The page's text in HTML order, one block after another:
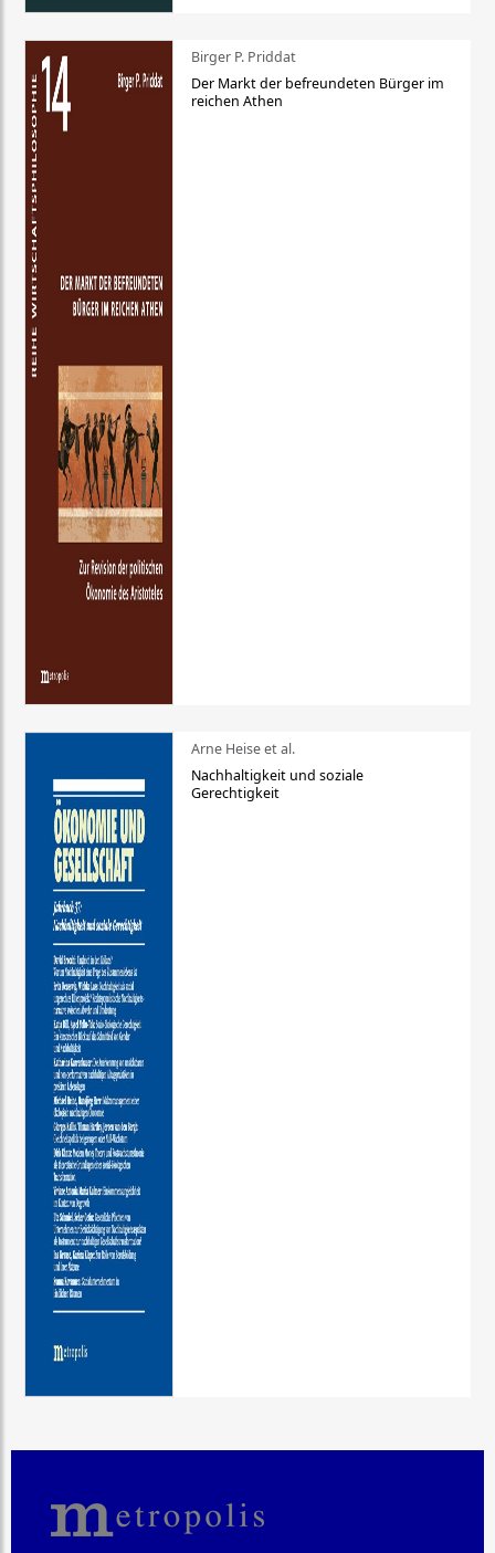
Birger P. Priddat
Der Markt der befreundeten Bürger im
reichen Athen
Arne Heise et al.
Nachhaltigkeit und soziale
Gerechtigkeit